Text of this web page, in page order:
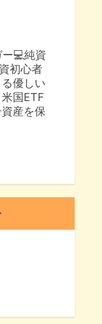
💻純資
初心者
優しい
国ETF
産を保